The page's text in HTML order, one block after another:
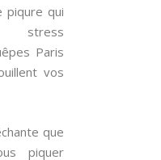
piqure qui
stress
Paris
vos
que
piquer